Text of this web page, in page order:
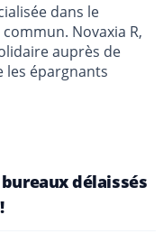
dans le
Novaxia R,
auprès de
les épargnants
délaissés